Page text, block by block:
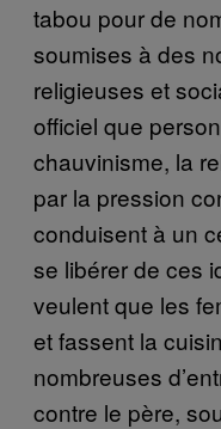
tabou pour de
soumises à des
religieuses et
officiel que
chauvinisme, la
par la pression
conduisent à un
se libérer de ces
veulent que les
et fassent la
nombreuses
contre le père,